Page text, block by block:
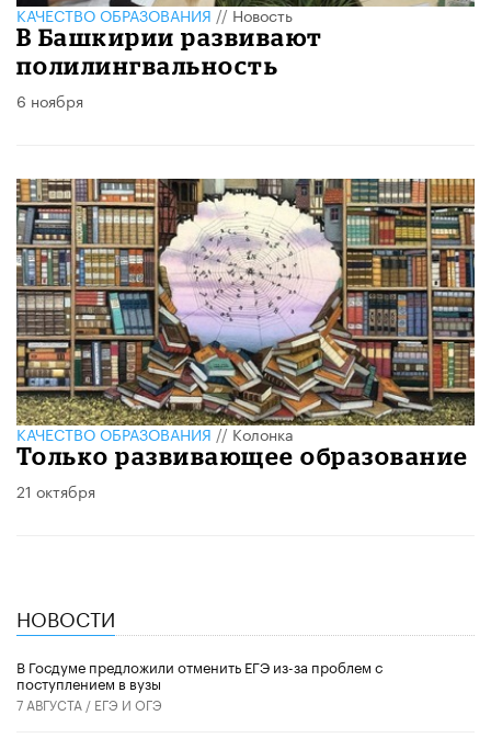
КАЧЕСТВО ОБРАЗОВАНИЯ//Новость
В Башкирии развивают
полилингвальность
6 ноября
КАЧЕСТВО ОБРАЗОВАНИЯ//Колонка
Только развивающее образование
21 октября
НОВОСТИ
В Госдуме предложили отменить ЕГЭ из-за проблем с
поступлением в вузы
7 АВГУСТА / ЕГЭ И ОГЭ